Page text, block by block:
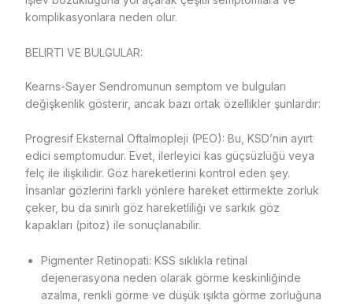
komplikasyonlara neden olur.
BELIRTI VE BULGULAR:
Kearns-Sayer Sendromunun semptom ve bulguları
değişkenlik gösterir, ancak bazı ortak özellikler şunlardır:
Progresif Eksternal Oftalmopleji (PEO): Bu, KSD’nin ayırt
edici semptomudur. Evet, ilerleyici kas güçsüzlüğü veya
felç ile ilişkilidir. Göz hareketlerini kontrol eden şey.
İnsanlar gözlerini farklı yönlere hareket ettirmekte zorluk
çeker, bu da sınırlı göz hareketliliği ve sarkık göz
kapakları (pitoz) ile sonuçlanabilir.
Pigmenter Retinopati: KSS sıklıkla retinal
dejenerasyona neden olarak görme keskinliğinde
azalma, renkli görme ve düşük ışıkta görme zorluğuna